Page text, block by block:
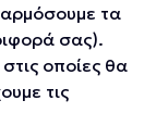
τα
σας).
οποίες θα
τις